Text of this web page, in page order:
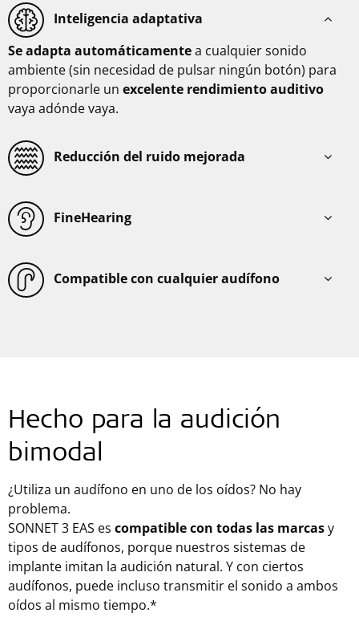
Inteligencia adaptativa
Se adapta automáticamentea cualquier sonido
ambiente (sin necesidad de pulsar ningún botón) para
proporcionarle un excelente rendimiento auditivo
vaya adónde vaya.
Reducción del ruido mejorada
FineHearing
Compatible con cualquier audífono
Hecho para la audición
bimodal
¿Utiliza un audífono en uno de los oídos? No hay
problema.
SONNET 3 EAS es compatible con todas las marcasy
tipos de audífonos, porque nuestros sistemas de
implante imitan la audición natural. Y con ciertos
audífonos, puede incluso transmitir el sonido a ambos
oídos al mismo tiempo.*